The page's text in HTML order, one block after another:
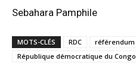
Sebahara Pamphile
MOTS-CLÉS RDC
référendum
République démocratique du Congo